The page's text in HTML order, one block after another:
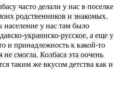
часто делали у нас в поселке
родственников и знакомых.
население у нас там было
украинско-русское, а еще у
и принадлежность к какой-то
смогла. Колбаса эта оочень
таким же вкусом детства как и